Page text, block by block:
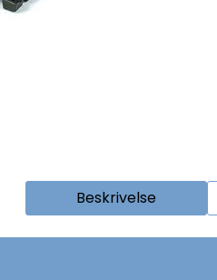
Beskrivelse